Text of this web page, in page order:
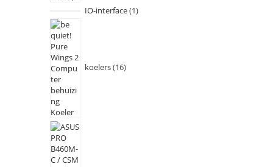
IO-interface 1
koelers 16